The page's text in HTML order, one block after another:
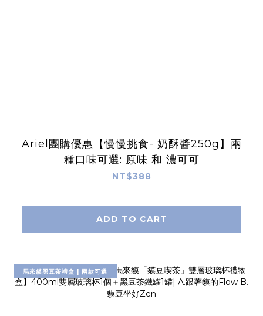
Ariel團購優惠【慢慢挑食- 奶酥醬250g】兩
種口味可選: 原味 和 濃可可
NT$388
ADD TO CART
馬來貘黑豆茶禮盒 | 兩款可選